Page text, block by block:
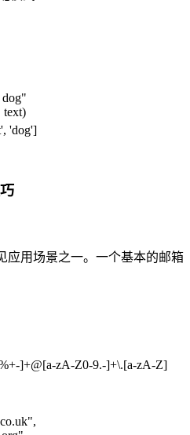
dog"
text)
'dog']
应用场景之一。一个基本的邮箱
]+@[a-zA-Z0-9.-]+\.[a-zA-Z]